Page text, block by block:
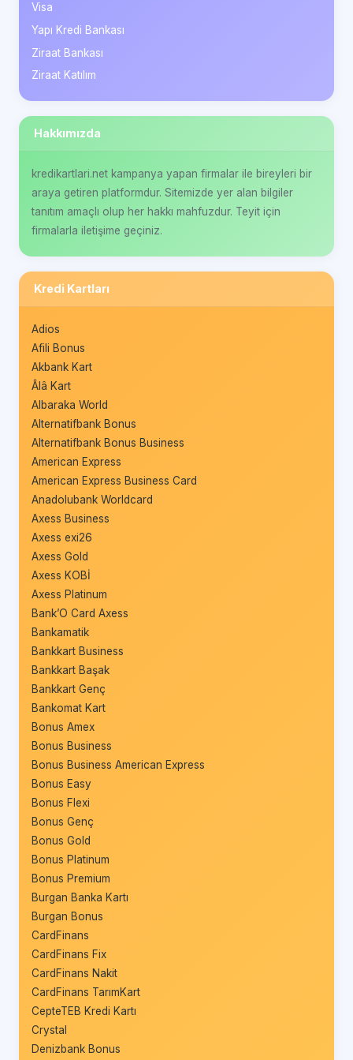
Visa
Yapı Kredi Bankası
Ziraat Bankası
Ziraat Katılım
Hakkımızda
kredikartlari.net kampanya yapan firmalar ile bireyleri bir
araya getiren platformdur. Sitemizde yer alan bilgiler
tanıtım amaçlı olup her hakkı mahfuzdur. Teyit için
firmalarla iletişime geçiniz.
Kredi Kartları
Adios
Afili Bonus
Akbank Kart
Âlâ Kart
Albaraka World
Alternatifbank Bonus
Alternatifbank Bonus Business
American Express
American Express Business Card
Anadolubank Worldcard
Axess Business
Axess exi26
Axess Gold
Axess KOBİ
Axess Platinum
Bank’O Card Axess
Bankamatik
Bankkart Business
Bankkart Başak
Bankkart Genç
Bankomat Kart
Bonus Amex
Bonus Business
Bonus Business American Express
Bonus Easy
Bonus Flexi
Bonus Genç
Bonus Gold
Bonus Platinum
Bonus Premium
Burgan Banka Kartı
Burgan Bonus
CardFinans
CardFinans Fix
CardFinans Nakit
CardFinans TarımKart
CepteTEB Kredi Kartı
Crystal
Denizbank Bonus